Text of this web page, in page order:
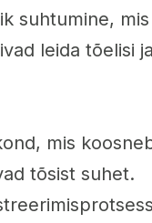
suhtumine,
leida tõelisi
mis
tõsist suhet.